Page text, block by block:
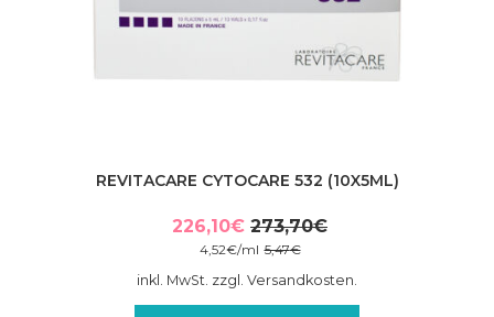
REVITACARE CYTOCARE 532 (10X5ML)
273,70€
Ursprünglicher
war:
226,10€
Aktueller
ist:
5,47€
4,52€/ml
inkl. MwSt. zzgl. Versandkosten.